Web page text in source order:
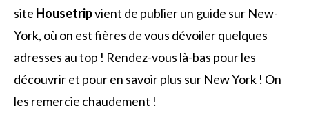
site Housetripvient de publier un guide sur New-
York, où on est fières de vous dévoiler quelques
adresses au top ! Rendez-vous là-bas pour les
découvrir et pour en savoir plus sur New York ! On
les remercie chaudement !